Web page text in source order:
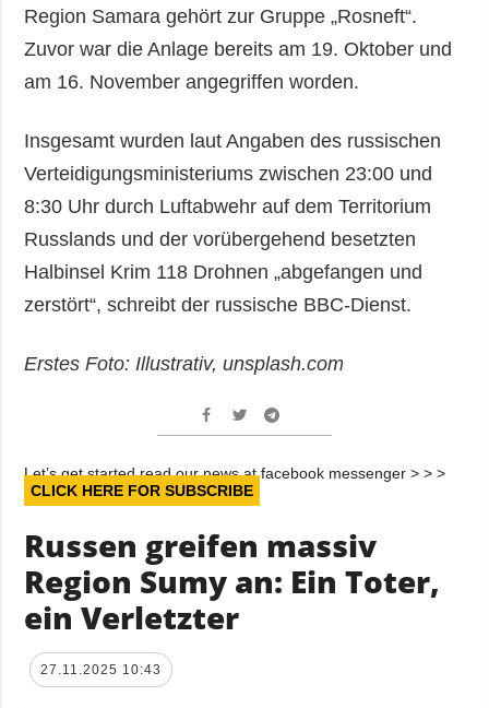
Region Samara gehört zur Gruppe „Rosneft“.
Zuvor war die Anlage bereits am 19. Oktober und
am 16. November angegriffen worden.
Insgesamt wurden laut Angaben des russischen
Verteidigungsministeriums zwischen 23:00 und
8:30 Uhr durch Luftabwehr auf dem Territorium
Russlands und der vorübergehend besetzten
Halbinsel Krim 118 Drohnen „abgefangen und
zerstört“, schreibt der russische BBC-Dienst.
Erstes Foto: Illustrativ, unsplash.com
Let’s get started read our news at facebook messenger > > >
CLICK HERE FOR SUBSCRIBE
Russen greifen massiv
Region Sumy an: Ein Toter,
ein Verletzter
27.11.2025 10:43